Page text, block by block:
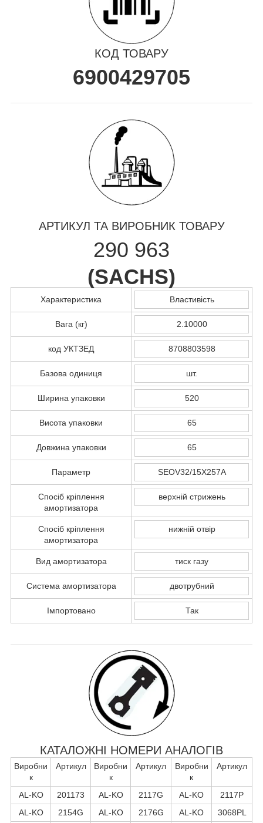
КОД ТОВАРУ
6900429705
АРТИКУЛ ТА ВИРОБНИК ТОВАРУ
290 963
(SACHS)
Характеристика Властивість
Вага (кг) 2.10000
код УКТЗЕД 8708803598
Базова одиниця шт.
Ширина упаковки 520
Висота упаковки 65
Довжина упаковки 65
Параметр SEOV32/15X257A
Спосіб кріплення
амортизатора
верхній стрижень
Спосіб кріплення
амортизатора
нижній отвір
Вид амортизатора тиск газу
Система амортизатора двотрубний
Імпортовано Так
КАТАЛОЖНІ НОМЕРИ АНАЛОГІВ
Виробни
к
Артикул
Виробни
к
Артикул
Виробни
к
Артикул
AL-KO 201173 AL-KO 2117G AL-KO
2117P
AL-KO
2154G AL-KO 2176G AL-KO
3068PL